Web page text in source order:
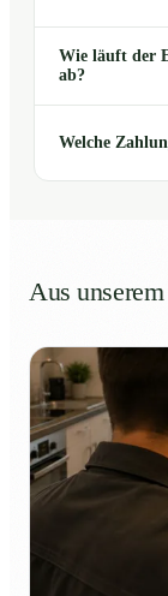
Wie läuft der
ab?
Welche
Aus